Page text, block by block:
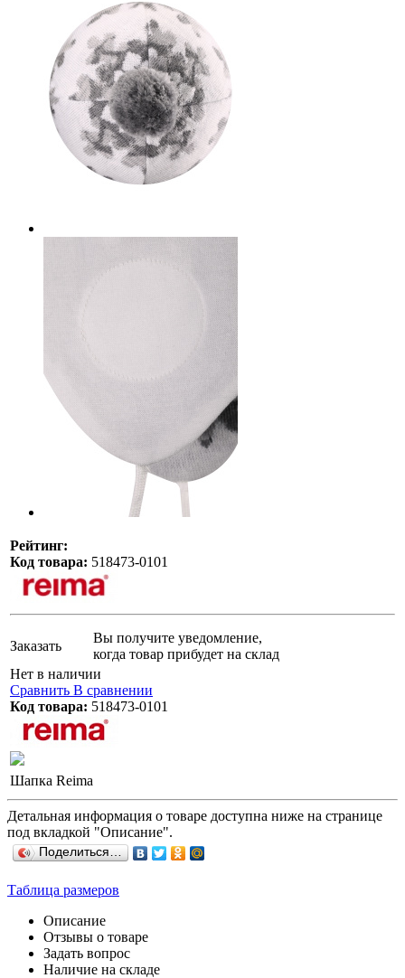
Рейтинг:
Код товара: 518473-0101
Заказать
Вы получите уведомление,
когда товар прибудет на склад
Нет в наличии
Сравнить В сравнении
Код товара: 518473-0101
Шапка Reima
Детальная информация о товаре доступна ниже на странице
под вкладкой "Описание".
Поделиться…
Таблица размеров
Описание
Отзывы о товаре
Задать вопрос
Наличие на складе